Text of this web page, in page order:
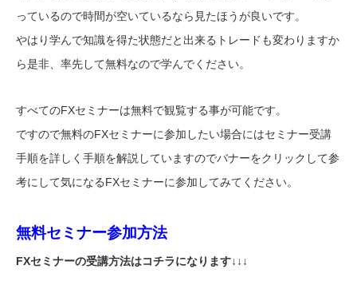
っているので時間が空いているなら見たほうが良いです。
やはり学んで知識を得た状態だと出来るトレードも変わりますか
ら是非、率先して無料なので学んでください。
すべてのFXセミナーは無料で観覧する事が可能です。
ですので無料のFXセミナーに参加したい場合にはセミナー受講
手順を詳しく手順を解説していますのでバナーをクリックして参
考にして気になるFXセミナーに参加してみてください。
無料セミナー参加方法
FXセミナーの受講方法はコチラになります↓↓↓